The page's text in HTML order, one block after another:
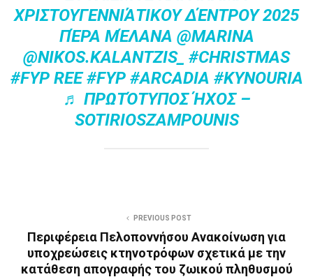
ΧΡΙΣΤΟΥΓΕΝΝΙΆΤΙΚΟΥ ΔΈΝΤΡΟΥ 2025
ΠΈΡΑ ΜΈΛΑΝΑ @MARINA
@NIKOS.KALANTZIS_ #CHRISTMAS
#FYPREE#FYP #ARCADIA #KYNOURIA
♬ ΠΡΩΤΌΤΥΠΟΣ ΉΧΟΣ –
SOTIRIOSZAMPOUNIS
PREVIOUS POST
Περιφέρεια Πελοποννήσου Ανακοίνωση για
υποχρεώσεις κτηνοτρόφων σχετικά με την
κατάθεση απογραφής του ζωικού πληθυσμού